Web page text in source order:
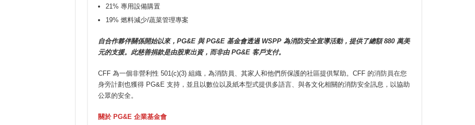
21% 專用設備購置
19% 燃料減少/蔬菜管理專案
自合作夥伴關係開始以來，PG&E 與 PG&E 基金會透過 WSPP 為消防安全宣導活動，提供了總額 880 萬美
元的支援。此慈善捐款是由股東出資，而非由 PG&E 客戶支付。
CFF 為一個非營利性 501(c)(3) 組織，為消防員、其家人和他們所保護的社區提供幫助。CFF 的消防員在您
身旁計劃 也獲得 PG&E 支持，並且以數位以及紙本型式提供多語言、與各文化相關的消防安全訊息，以協助
公眾的安全。
關於 PG&E 企業基金會